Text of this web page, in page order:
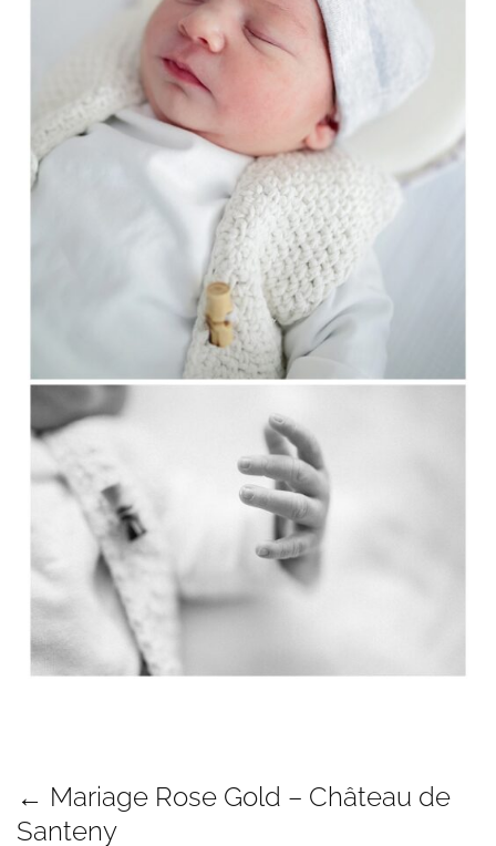
← Mariage Rose Gold – Château de
Santeny